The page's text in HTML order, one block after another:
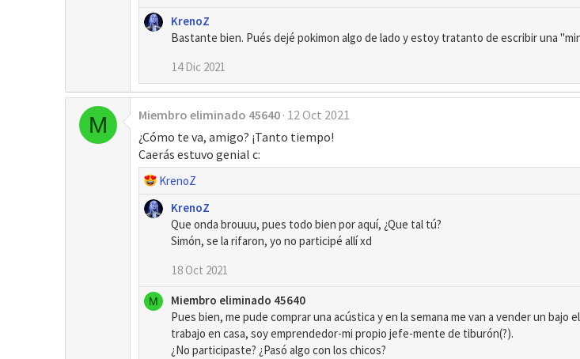
KrenoZ
Bastante bien. Pués dejé pokimon algo de lado y estoy tratanto de escribir una
14 Dic 2021
M Miembro eliminado 45640 12 Oct 2021
¿Cómo te va, amigo? ¡Tanto tiempo!
Caerás estuvo genial c:
R
a
n
e
KrenoZ
KrenoZ
Que onda brouuu, pues todo bien por aquí, ¿Que tal tú?
Simón, se la rifaron, yo no participé allí xd
18 Oct 2021
M
Miembro eliminado 45640
Pues bien, me pude comprar una acústica y en la semana me van a vender un
trabajo en casa, soy emprendedor-mi propio jefe-mente de tiburón(?).
¿No participaste? ¿Pasó algo con los chicos?